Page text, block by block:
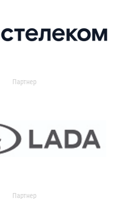
Партнер
Партнер